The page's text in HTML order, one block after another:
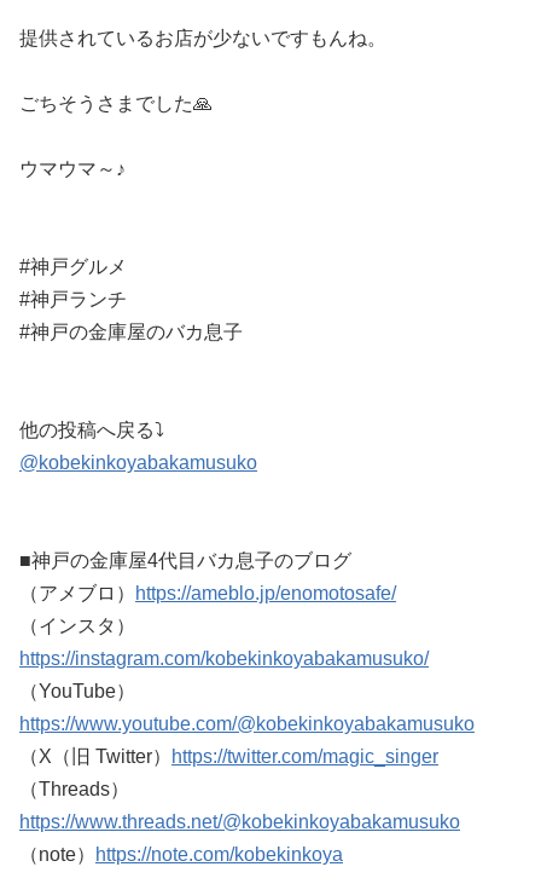
提供されているお店が少ないですもんね。
ごちそうさまでした🙏
ウマウマ～♪
#神戸グルメ
#神戸ランチ
#神戸の金庫屋のバカ息子
他の投稿へ戻る⤵
@kobekinkoyabakamusuko
■神戸の金庫屋4代目バカ息子のブログ
（アメブロ）
https://ameblo.jp/enomotosafe/
（インスタ）
https://instagram.com/kobekinkoyabakamusuko/
（YouTube）
https://www.youtube.com/@kobekinkoyabakamusuko
（X（旧 Twitter）
https://twitter.com/magic_singer
（Threads）
https://www.threads.net/@kobekinkoyabakamusuko
（note）
https://note.com/kobekinkoya